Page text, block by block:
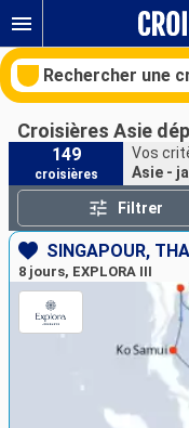
Rechercher une
Nos destinations
Mois de départ
Ports
Croisières Asie
149
croisières
Vos
Asie -
Filtrer
SINGAPOUR,
8 jours, EXPLORA III